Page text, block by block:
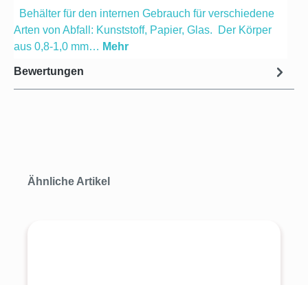
Behälter für den internen Gebrauch für verschiedene
Arten von Abfall: Kunststoff, Papier, Glas. Der Körper
aus 0,8-1,0 mm… Mehr
Bewertungen
Produktgalerie überspringen
Ähnliche Artikel